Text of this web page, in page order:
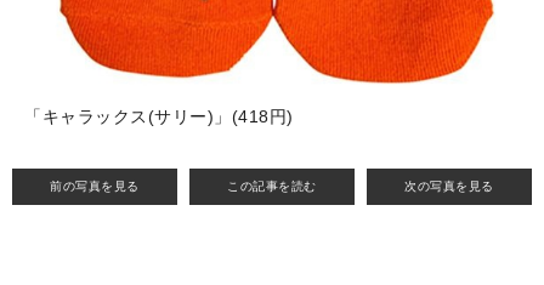
前の写真を見る この記事を読む 次の写真を見る
「キャラックス(サリー)」(418円)